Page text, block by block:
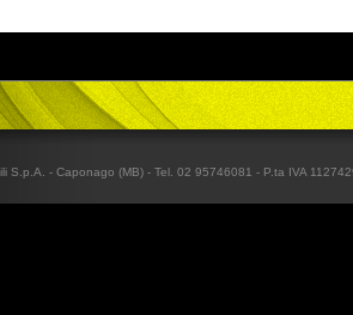
S.p.A. - Caponago (MB) - Tel. 02 95746081 - P.ta IVA